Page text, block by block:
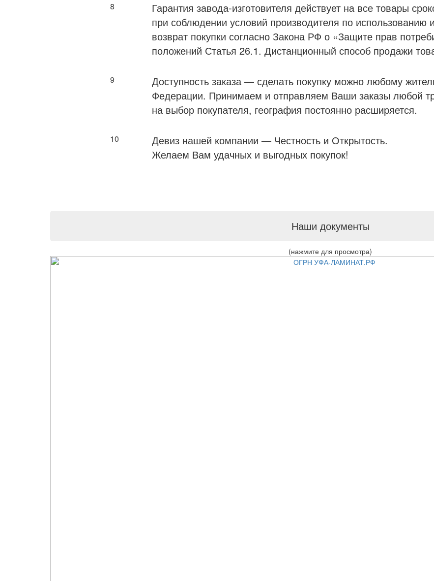
8
Гарантия завода-изготовителя действует на все товары
при соблюдении условий производителя по использованию
возврат покупки согласно Закона РФ о «Защите прав
положений Статья 26.1. Дистанционный способ продажи
9
Доступность заказа — сделать покупку можно любому
Федерации. Принимаем и отправляем Ваши заказы любой
на выбор покупателя, география постоянно расширяется.
10
Девиз нашей компании — Честность и Открытость.
Желаем Вам удачных и выгодных покупок!
Наши документы
(нажмите для просмотра)